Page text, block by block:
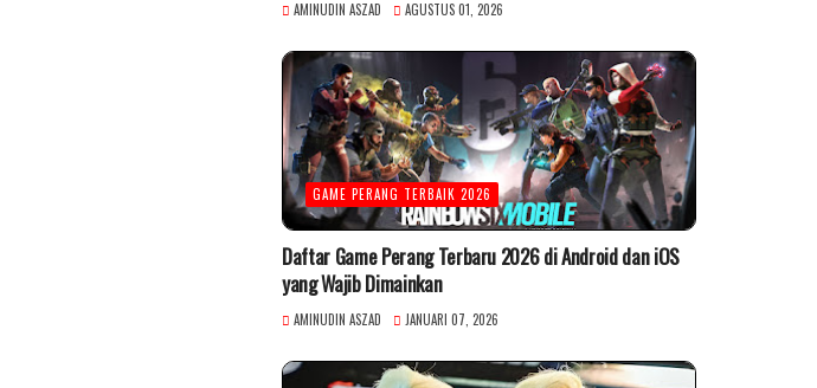
AMINUDIN ASZAD AGUSTUS 01, 2026
GAME PERANG TERBAIK 2026
Daftar Game Perang Terbaru 2026 di Android dan iOS
yang Wajib Dimainkan
AMINUDIN ASZAD JANUARI 07, 2026